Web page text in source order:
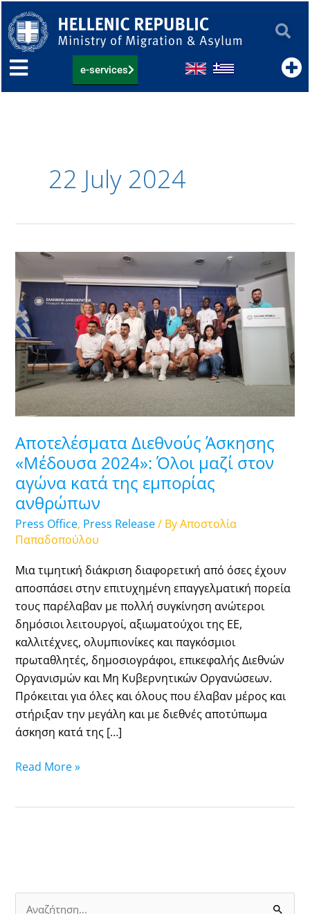
to
content
e-services
22 July 2024
Αποτελέσματα Διεθνούς Άσκησης
«Μέδουσα 2024»: Όλοι μαζί στον
αγώνα κατά της εμπορίας
ανθρώπων
Press Office, Press Release/ ByΑποστολία
Παπαδοπούλου
Μια τιμητική διάκριση διαφορετική από όσες έχουν
αποσπάσει στην επιτυχημένη επαγγελματική πορεία
τους παρέλαβαν με πολλή συγκίνηση ανώτεροι
δημόσιοι λειτουργοί, αξιωματούχοι της ΕΕ,
καλλιτέχνες, ολυμπιονίκες και παγκόσμιοι
πρωταθλητές, δημοσιογράφοι, επικεφαλής Διεθνών
Οργανισμών και Μη Κυβερνητικών Οργανώσεων.
Πρόκειται για όλες και όλους που έλαβαν μέρος και
στήριξαν την μεγάλη και με διεθνές αποτύπωμα
άσκηση κατά της […]
Αποτελέσματα
Διεθνούς
Άσκησης
«Μέδουσα
2024»:
Όλοι
μαζί
στον
αγώνα
της
εμπορίας
ανθρώπων
Read More »